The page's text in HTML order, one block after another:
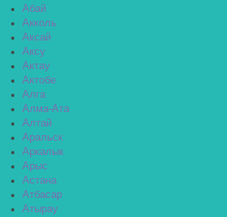
Абай
Акколь
Аксай
Аксу
Актау
Актобе
Алга
Алма-Ата
Алтай
Аральск
Аркалык
Арыс
Астана
Атбасар
Атырау